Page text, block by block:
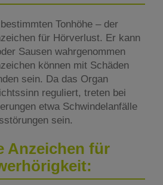
Tonhöhe – der
für Hörverlust. Er kann
Sausen wahrgenommen
können mit Schäden
sein. Da das Organ
reguliert, treten bei
etwa Schwindelanfälle
sein.
Anzeichen für